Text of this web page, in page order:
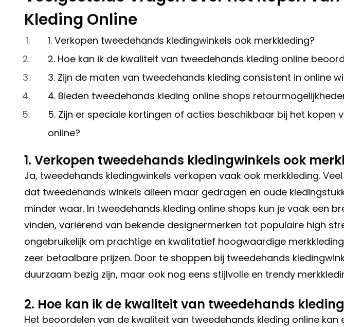
Kleding Online
1. Verkopen tweedehands kledingwinkels ook merkkleding?
2. Hoe kan ik de kwaliteit van tweedehands kleding online
3. Zijn de maten van tweedehands kleding consistent in online
4. Bieden tweedehands kleding online shops
5. Zijn er speciale kortingen of acties beschikbaar bij het kopen
online?
1. Verkopen tweedehands kledingwinkels ook
Ja, tweedehands kledingwinkels verkopen vaak ook merkkleding.
dat tweedehands winkels alleen maar gedragen en oude
minder waar. In tweedehands kleding online shops kun je vaak een
vinden, variërend van bekende designermerken tot populaire high
ongebruikelijk om prachtige en kwalitatief hoogwaardige
zeer betaalbare prijzen. Door te shoppen bij tweedehands
duurzaam bezig zijn, maar ook nog eens stijlvolle en trendy
2. Hoe kan ik de kwaliteit van tweedehands
Het beoordelen van de kwaliteit van tweedehands kleding online kan